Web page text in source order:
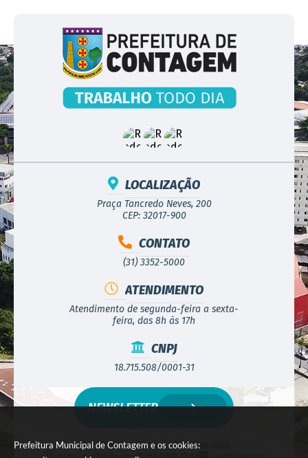
Prefeitura Municipal de Contagem e os cookies:
LOCALIZAÇÃO
Praça Tancredo Neves, 200
CEP: 32017-900
CONTATO
(31) 3352-5000
ATENDIMENTO
Atendimento de segunda-feira a sexta-
feira, das 8h às 17h
CNPJ
18.715.508/0001-31
Versão do Sistema:3.5.3 - 19/06/2026
NEWSLETTER